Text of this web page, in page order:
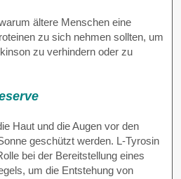
ältere Menschen eine
zu sich nehmen sollten, um
zu verhindern oder zu
Haut und die Augen vor den
geschützt werden. L-Tyrosin
bei der Bereitstellung eines
um die Entstehung von